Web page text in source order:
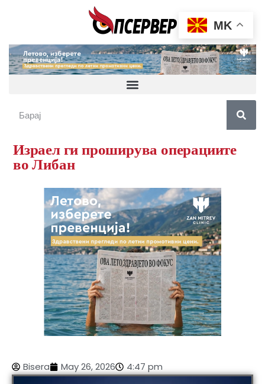
Израел ги проширува операциите
во Либан
Bisera May 26, 2026 4:47 pm
MK